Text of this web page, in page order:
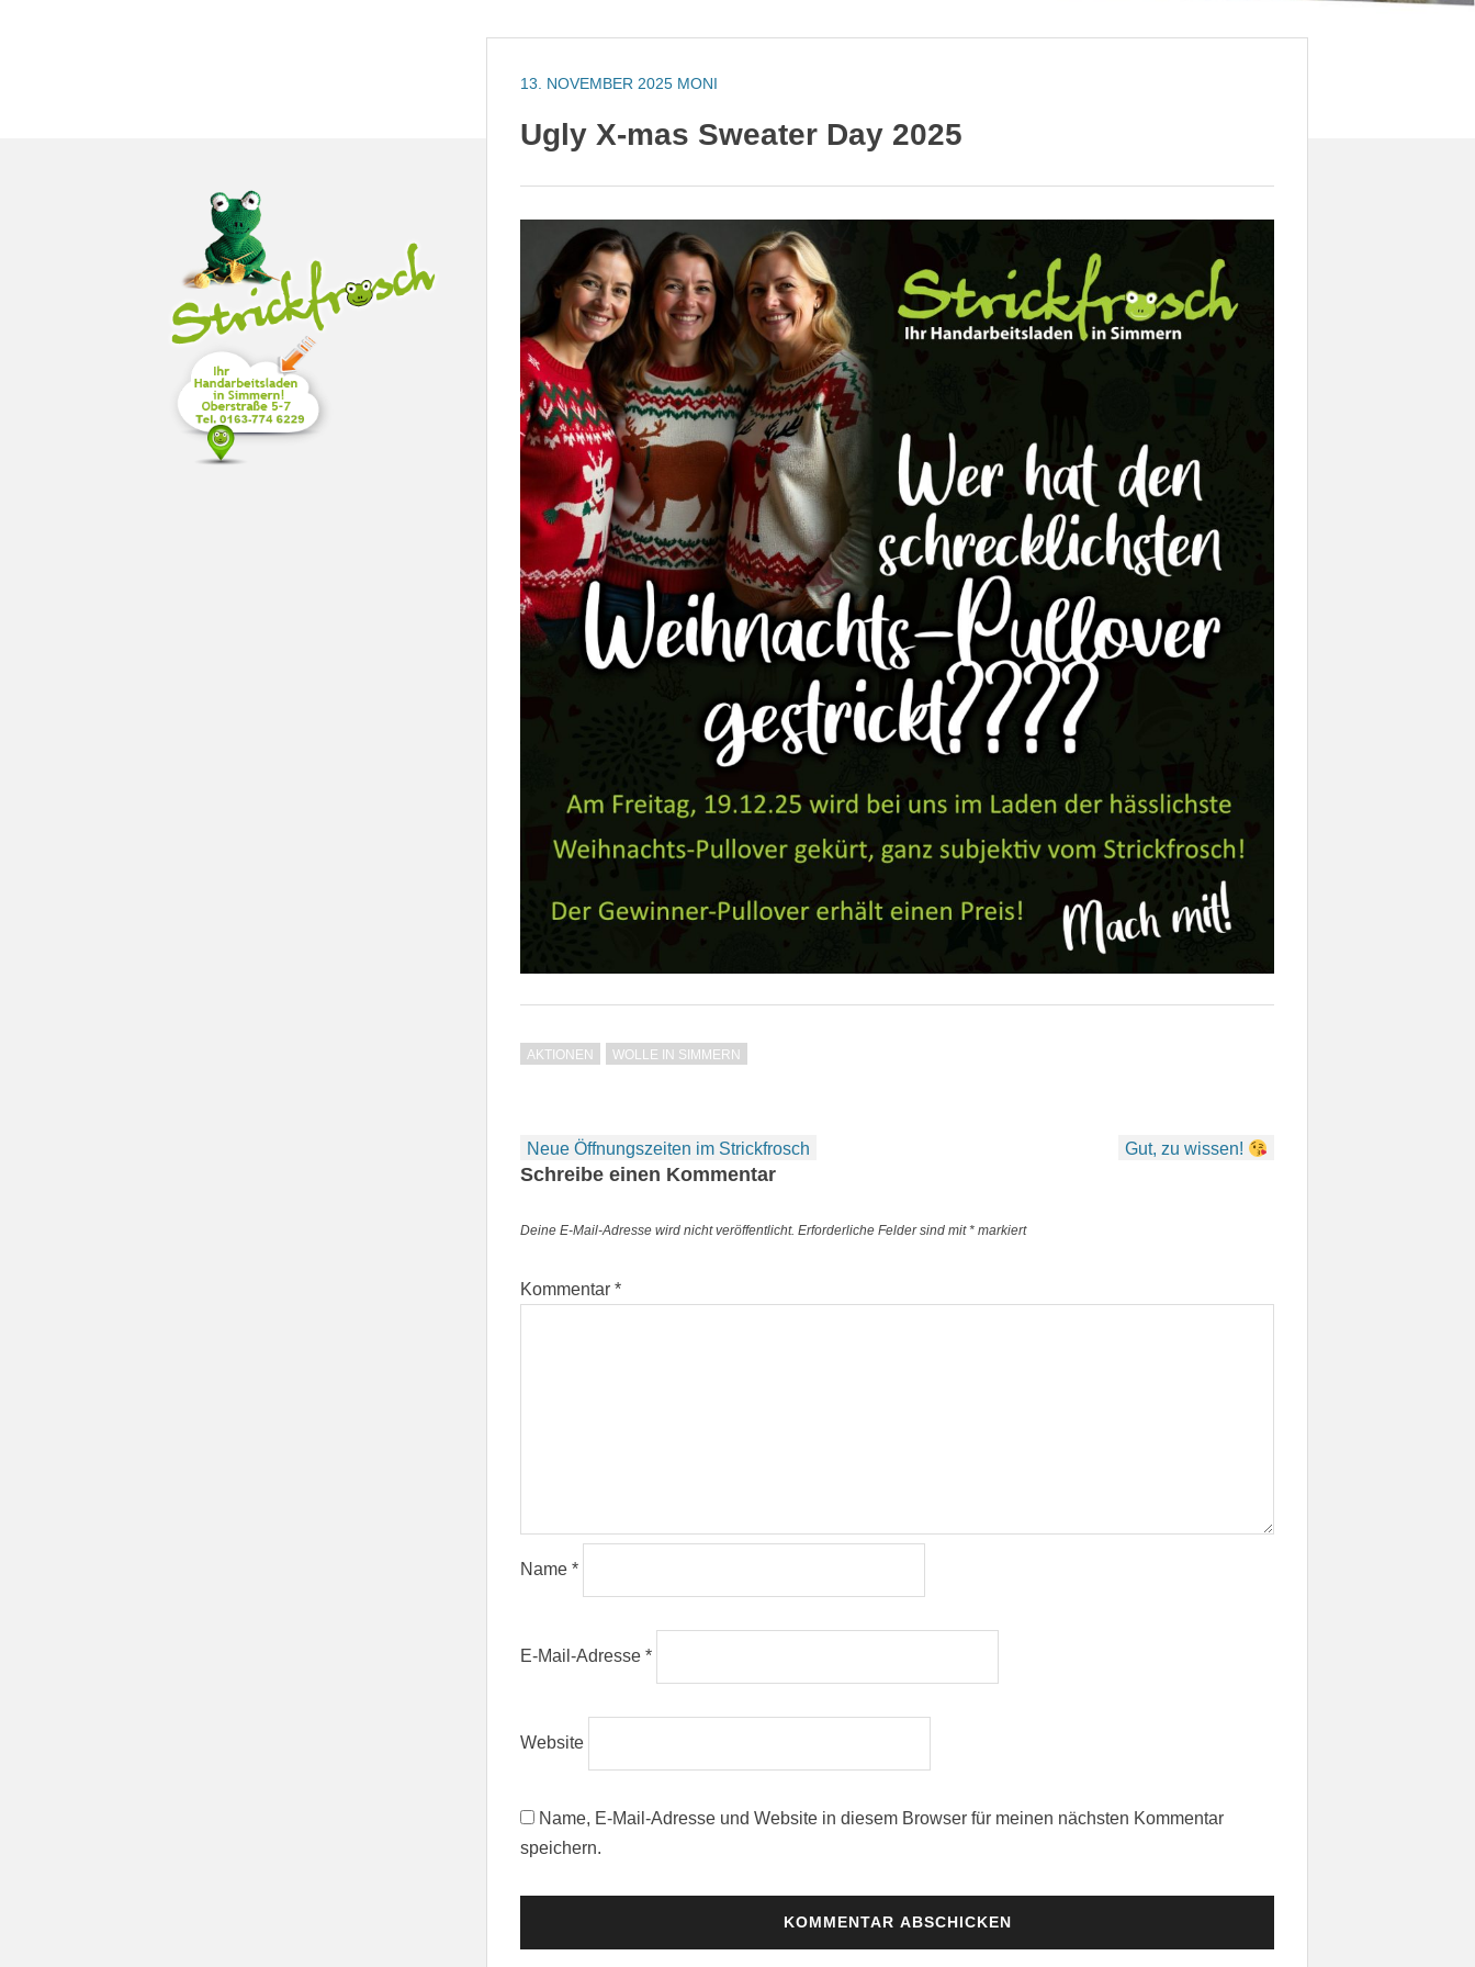
13. NOVEMBER 2025 MONI
Ugly X-mas Sweater Day 2025
AKTIONEN WOLLE IN SIMMERN
Beitragsnavigation
Neue Öffnungszeiten im Strickfrosch Gut, zu wissen!
Schreibe einen Kommentar
Deine E-Mail-Adresse wird nicht veröffentlicht. Erforderliche Felder sind mit* markiert
Kommentar*
Name*
E-Mail-Adresse*
Website
Name, E-Mail-Adresse und Website in diesem Browser für meinen nächsten Kommentar
speichern.